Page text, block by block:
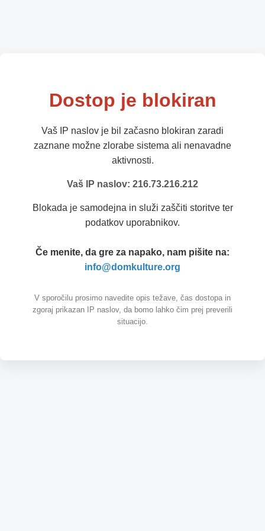
Dostop je blokiran
Vaš IP naslov je bil začasno blokiran zaradi
zaznane možne zlorabe sistema ali nenavadne
aktivnosti.
Vaš IP naslov: 216.73.216.212
Blokada je samodejna in služi zaščiti storitve ter
podatkov uporabnikov.
Če menite, da gre za napako, nam pišite na:
info@domkulture.org
V sporočilu prosimo navedite opis težave, čas dostopa in
zgoraj prikazan IP naslov, da bomo lahko čim prej preverili
situacijo.